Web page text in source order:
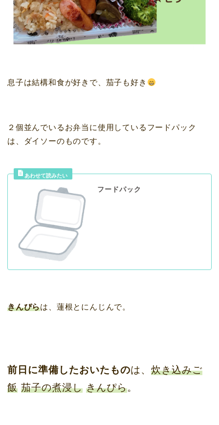
息子は結構和食が好きで、茄子も好き
２個並んでいるお弁当に使用しているフードパック
は、ダイソーのものです。
フードパック
きんぴらは、蓮根とにんじんで。
前日に準備したおいたものは、 炊き込みご
飯 茄子の煮浸し きんぴら。